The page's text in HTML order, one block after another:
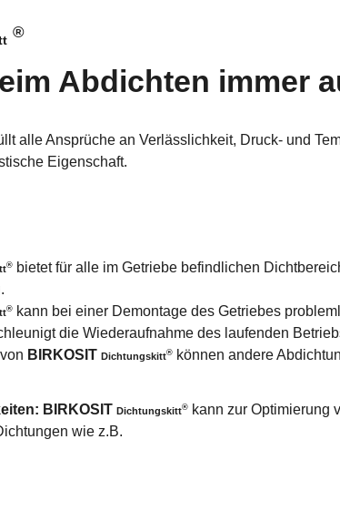
®
Abdichten immer
alle Ansprüche an Verlässlichkeit, Druck- und
Eigenschaft.
® bietet für alle im Getriebe befindlichen
® kann bei einer Demontage des Getriebes
die Wiederaufnahme des laufenden
BIRKOSIT Dichtungskitt® können andere
BIRKOSIT Dichtungskitt® kann zur Optimierung
wie z.B.